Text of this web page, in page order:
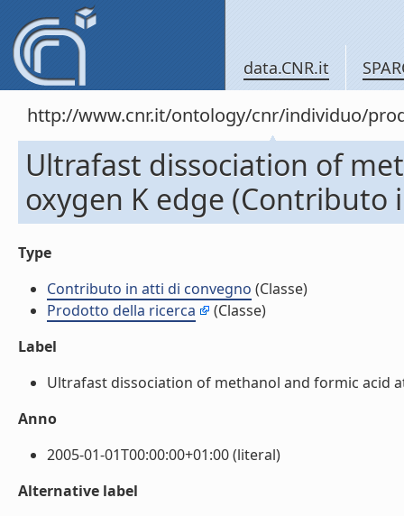
data.CNR.it
http://www.cnr.it/ontology/cnr/individuo/
Ultrafast dissociation of
oxygen K edge (Contributo
Type
Contributo in atti di convegno (Classe)
Prodotto della ricerca
(Classe)
Label
Ultrafast dissociation of methanol and formic acid
Anno
2005-01-01T00:00:00+01:00 (literal)
Alternative label